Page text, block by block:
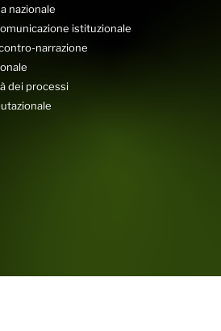
nazionale
istituzionale
narrazione
dei processi